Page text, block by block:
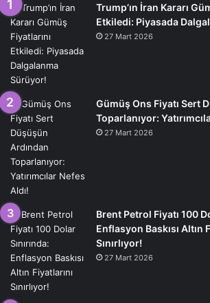
Trump’ın İran Kararı
Etkiledi: Piyasada
27 Mart 2026
Gümüş Ons Fiyatı Sert
Toparlanıyor:
27 Mart 2026
Brent Petrol Fiyatı 100
Enflasyon Baskısı Altın
Sınırlıyor!
27 Mart 2026